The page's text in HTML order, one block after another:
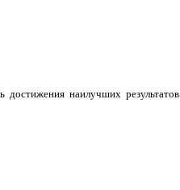
достижения наилучших результатов